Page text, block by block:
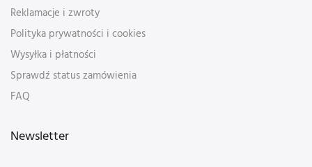
Reklamacje i zwroty
Polityka prywatności i cookies
Wysyłka i płatności
Sprawdź status zamówienia
FAQ
Newsletter